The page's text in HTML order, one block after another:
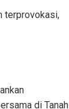
terprovokasi,
di Tanah